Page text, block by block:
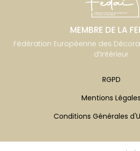
MEMBRE DE LA
Fédération Européenne des
d’Intérieur
RGPD
Mentions Légales
Conditions Générales